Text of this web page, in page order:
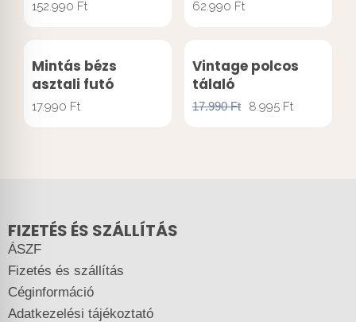
152.990 Ft 62.990 Ft
Mintás bézs
asztali futó
17.990 Ft
Vintage polcos
tálaló
17.990Ft 8.995 Ft
FIZETÉS ÉS SZÁLLÍTÁS
ÁSZF
Fizetés és szállítás
Céginformáció
Adatkezelési tájékoztató